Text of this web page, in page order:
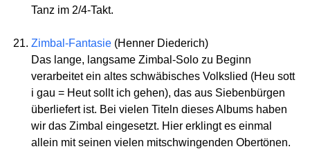
Tanz im 2/4-Takt.
Zimbal-Fantasie (Henner Diederich)
Das lange, langsame Zimbal-Solo zu Beginn
verarbeitet ein altes schwäbisches Volkslied (Heu sott
i gau = Heut sollt ich gehen), das aus Siebenbürgen
überliefert ist. Bei vielen Titeln dieses Albums haben
wir das Zimbal eingesetzt. Hier erklingt es einmal
allein mit seinen vielen mitschwingenden Obertönen.